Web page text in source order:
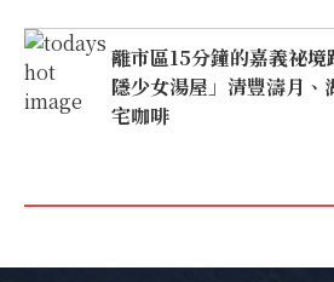
離市區15分鐘的嘉義祕
隱少女湯屋」清豐濤月、
宅咖啡